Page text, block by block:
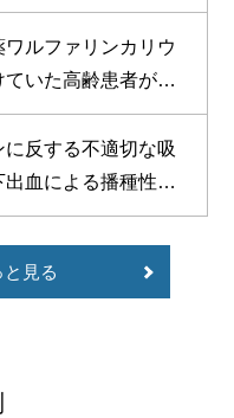
で勝訴的和解が成立
ルファリンカリウ
いた高齢患者が、
系抗菌薬等の投与
常高値（9.51）を示
症し、常時要介護状
て、1億2000万円
反する不適切な吸
血による播種性血
き起こし、出産後
約3500万円の賠償
見る